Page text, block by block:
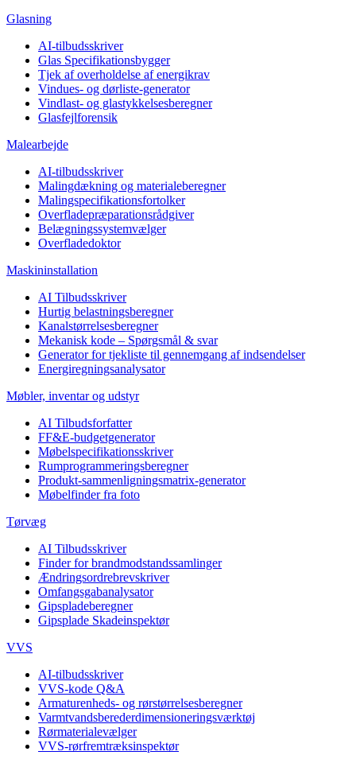
Glasning
AI-tilbudsskriver
Glas Specifikationsbygger
Tjek af overholdelse af energikrav
Vindues- og dørliste-generator
Vindlast- og glastykkelsesberegner
Glasfejlforensik
Malearbejde
AI-tilbudsskriver
Malingdækning og materialeberegner
Malingspecifikationsfortolker
Overfladepræparationsrådgiver
Belægningssystemvælger
Overfladedoktor
Maskininstallation
AI Tilbudsskriver
Hurtig belastningsberegner
Kanalstørrelsesberegner
Mekanisk kode – Spørgsmål & svar
Generator for tjekliste til gennemgang af indsendelser
Energiregningsanalysator
Møbler, inventar og udstyr
AI Tilbudsforfatter
FF&E-budgetgenerator
Møbelspecifikationsskriver
Rumprogrammeringsberegner
Produkt-sammenligningsmatrix-generator
Møbelfinder fra foto
Tørvæg
AI Tilbudsskriver
Finder for brandmodstandssamlinger
Ændringsordrebrevskriver
Omfangsgabanalysator
Gipspladeberegner
Gipsplade Skadeinspektør
VVS
AI-tilbudsskriver
VVS-kode Q&A
Armaturenheds- og rørstørrelsesberegner
Varmtvandsberederdimensioneringsværktøj
Rørmaterialevælger
VVS-rørfremtræksinspektør